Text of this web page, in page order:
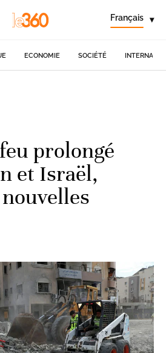
Français ▾
ECONOMIE SOCIÉTÉ
prolongé
et Israël,